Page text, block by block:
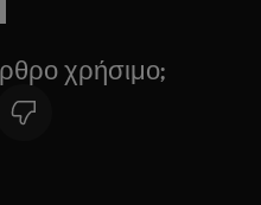
χρήσιμο;